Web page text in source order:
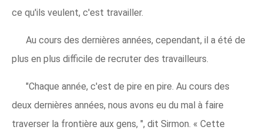
ce qu'ils veulent, c'est travailler.
Au cours des dernières années, cependant, il a été de
plus en plus difficile de recruter des travailleurs.
"Chaque année, c'est de pire en pire. Au cours des
deux dernières années, nous avons eu du mal à faire
traverser la frontière aux gens, ", dit Sirmon. « Cette